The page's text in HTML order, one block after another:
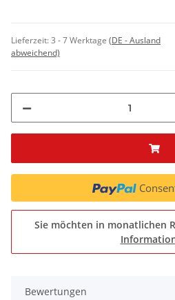
Lieferzeit:3 - 7 Werktage (DE - Ausland
abweichend)
Sie möchten in monatlichen
Bewertungen